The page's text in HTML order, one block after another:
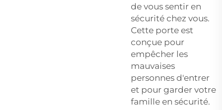
de vous sentir en
sécurité chez vous.
Cette porte est
conçue pour
empêcher les
mauvaises
personnes d'entrer
et pour garder votre
famille en sécurité.